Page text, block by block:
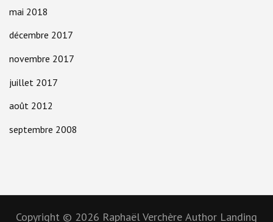
mai 2018
décembre 2017
novembre 2017
juillet 2017
août 2012
septembre 2008
Copyright © 2026 Raphaël Verchère Author Landing